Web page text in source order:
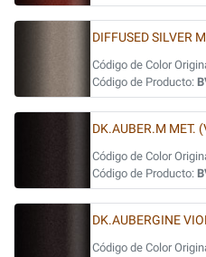
DIFFUSED SILVER
Código de Color
Código de Producto:
DK.AUBER.M MET.
Código de Color
Código de Producto:
DK.AUBERGINE
Código de Color